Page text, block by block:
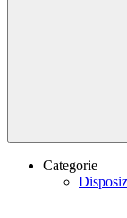
Categorie